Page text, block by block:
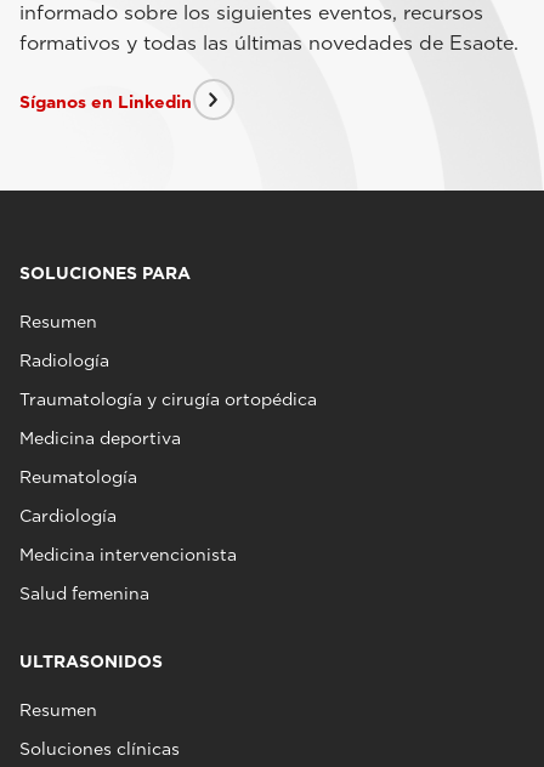
informado sobre los siguientes eventos, recursos
formativos y todas las últimas novedades de Esaote.
Síganos en Linkedin
SOLUCIONES PARA
Resumen
Radiología
Traumatología y cirugía ortopédica
Medicina deportiva
Reumatología
Cardiología
Medicina intervencionista
Salud femenina
ULTRASONIDOS
Resumen
Soluciones clínicas